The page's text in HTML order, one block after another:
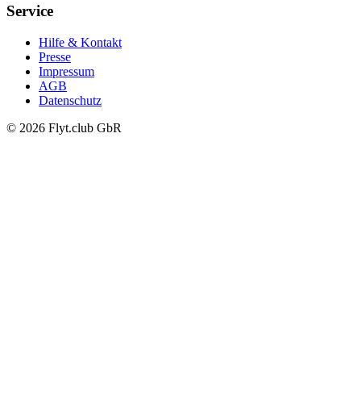
Service
Hilfe & Kontakt
Presse
Impressum
AGB
Datenschutz
© 2026 Flyt.club GbR